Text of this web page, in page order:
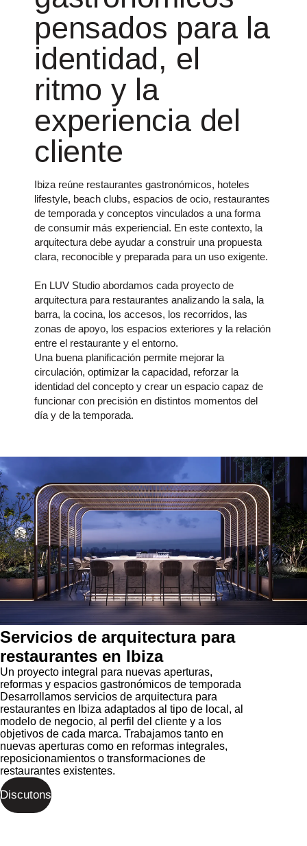
pensados para la
identidad, el
ritmo y la
experiencia del
cliente
Ibiza reúne restaurantes gastronómicos, hoteles
lifestyle, beach clubs, espacios de ocio, restaurantes
de temporada y conceptos vinculados a una forma
de consumir más experiencial. En este contexto, la
arquitectura debe ayudar a construir una propuesta
clara, reconocible y preparada para un uso exigente.
En LUV Studio abordamos cada proyecto de
arquitectura para restaurantes analizando la sala, la
barra, la cocina, los accesos, los recorridos, las
zonas de apoyo, los espacios exteriores y la relación
entre el restaurante y el entorno.
Una buena planificación permite mejorar la
circulación, optimizar la capacidad, reforzar la
identidad del concepto y crear un espacio capaz de
funcionar con precisión en distintos momentos del
día y de la temporada.
Servicios de arquitectura para
restaurantes en Ibiza
Un proyecto integral para nuevas aperturas,
reformas y espacios gastronómicos de temporada
Desarrollamos servicios de arquitectura para
restaurantes en Ibiza adaptados al tipo de local, al
modelo de negocio, al perfil del cliente y a los
objetivos de cada marca. Trabajamos tanto en
nuevas aperturas como en reformas integrales,
reposicionamientos o transformaciones de
restaurantes existentes.
Discutons